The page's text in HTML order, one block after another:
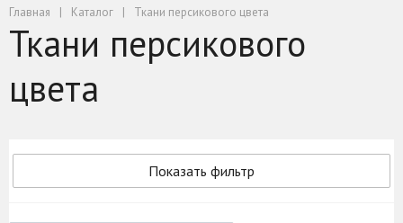
Главная Каталог Ткани персикового цвета
Ткани персикового
цвета
Показать фильтр